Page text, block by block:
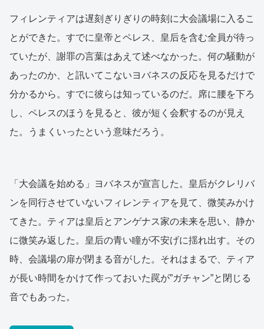
フィレンティアは遅刻ぎりぎりの時刻に大会議場に入るこ
とができた。すでに皇帝とペレス、皇后を含む全員が待っ
ていたが、謝罪の言葉はあえて述べなかった。何の騒動が
あったのか、と訊いてこないヨバネスの反応を見るだけで
分かるから。すでに彼らは知っているのだ。席に腰を下ろ
し、ペレスのほうを見ると、彼が短く会釈するのが見え
た。うまくいったという意味だろう。
「大会議を始める」ヨバネスが宣言した。皇后がクレリバ
ンを同行させていないフィレンティアを見て、微笑みかけ
てきた。ティアは皇后とアンゲナス家の未来を思い、静か
に微笑み返した。皇后の青い瞳が不安げに揺れ出す。その
時、会議場の扉が閉まる音がした。それはまるで、ティア
が長い時間をかけて作っておいた罠が”ガチャン”と閉じる
音でもあった。